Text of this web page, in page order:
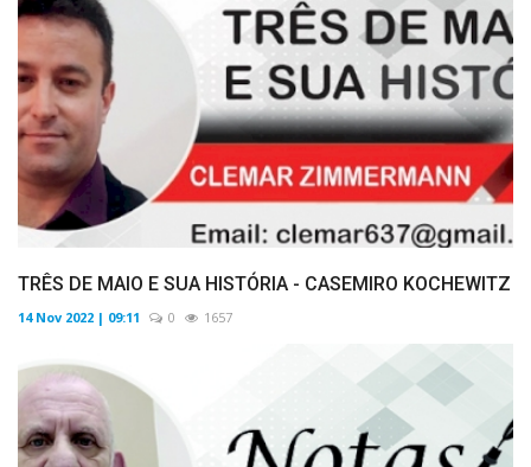
TRÊS DE MAIO E SUA HISTÓRIA - CASEMIRO KOCHEWITZ
14 Nov 2022 | 09:11 0 1657